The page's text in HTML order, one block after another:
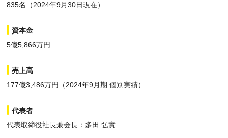
835名（2024年9月30日現在）
資本金
5億5,866万円
売上高
177億3,486万円（2024年9月期 個別実績）
代表者
代表取締役社長兼会長：多田 弘實